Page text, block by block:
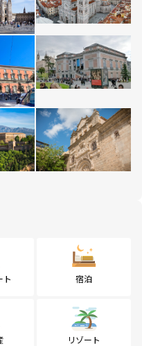
ト 宿泊
リゾート